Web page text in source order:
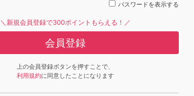
パスワードを表示する
＼新規会員登録で300ポイントもらえる！／
会員登録
上の会員登録ボタンを押すことで、
利用規約に同意したことになります